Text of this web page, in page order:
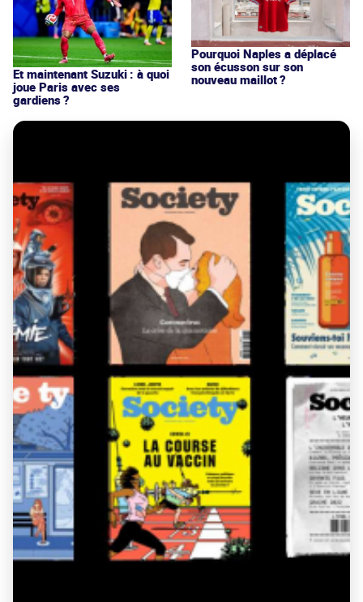
Et maintenant Suzuki : à quoi
joue Paris avec ses
gardiens ?
Pourquoi Naples a déplacé
son écusson sur son
nouveau maillot ?